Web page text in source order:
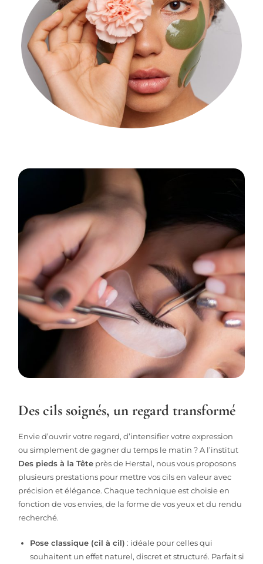
Des cils soignés, un regard transformé
Envie d’ouvrir votre regard, d’intensifier votre expression
ou simplement de gagner du temps le matin ? A l’institut
Des pieds à la Tête près de Herstal, nous vous proposons
plusieurs prestations pour mettre vos cils en valeur avec
précision et élégance. Chaque technique est choisie en
fonction de vos envies, de la forme de vos yeux et du rendu
recherché.
Pose classique (cil à cil) : idéale pour celles qui
souhaitent un effet naturel, discret et structuré. Parfait si